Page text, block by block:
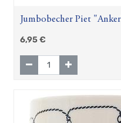
Jumbobecher Piet
spülmaschinengeeignet
6,95€